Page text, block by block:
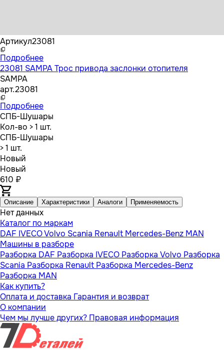
Артикул23081
Подробнее
23081 SAMPA Трос привода заслонки отопителя
SAMPA
арт.23081
Подробнее
СПБ-Шушары
Кол-во > 1 шт.
СПБ-Шушары
> 1 шт.
Новый
Новый
610 ₽
Описание Характеристики Аналоги Применяемость
Нет данных
Каталог по маркам
DAF IVECOVolvo Scania Renault Mercedes-Benz MAN
Машины в разборе
Разборка DAF Разборка IVECO Разборка Volvo Разборка
Scania Разборка Renault Разборка Mercedes-Benz
Разборка MAN
Как купить?
Оплата и доставка Гарантия и возврат
О компании
Чем мы лучше других? Правовая информация